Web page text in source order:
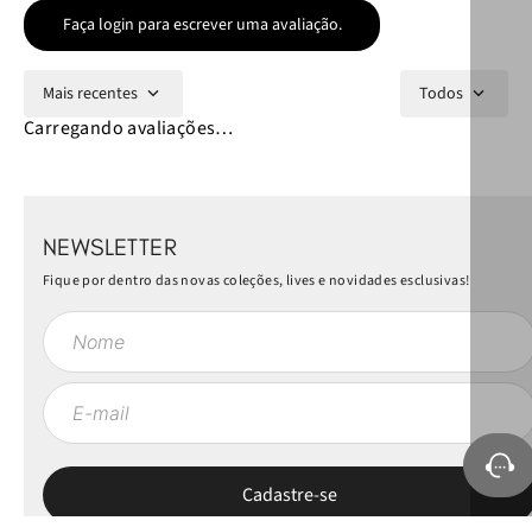
Faça login para escrever uma avaliação.
Mais recentes Todos
Carregando avaliações…
NEWSLETTER
Fique por dentro das novas coleções, lives e novidades esclusivas!